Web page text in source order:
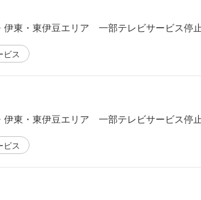
伊東・東伊豆エリア 一部テレビサービス停
ビス
伊東・東伊豆エリア 一部テレビサービス停
ビス